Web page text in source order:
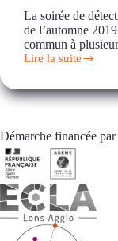
La soirée de
de l’automne
commun à
Lire la suite
Formations
mutualisées
Démarche financée par